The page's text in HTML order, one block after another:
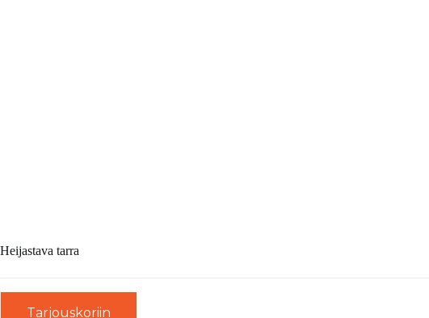
Heijastava tarra
Tarjouskoriin